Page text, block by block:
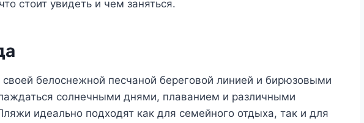
стоит увидеть и чем заняться.
белоснежной песчаной береговой линией и бирюзовыми
солнечными днями, плаванием и различными
идеально подходят как для семейного отдыха, так и для